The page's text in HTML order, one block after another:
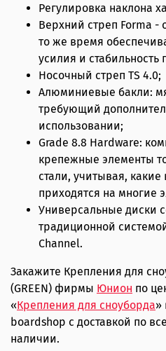
Регулировка наклона
Верхний стреп Forma
то же время
усилия и
Носочный стреп TS 4.0;
Алюминиевые бакли:
требующий
использовании;
Grade 8.8 Hardware:
крепежные элементы
стали, учитывая, какие
приходятся на многие
Универсальные диски
традиционной
Channel.
Закажите Крепления для
(GREEN) фирмы Юнион по
«Крепления для сноуборда»
boardshop с доставкой по
наличии.